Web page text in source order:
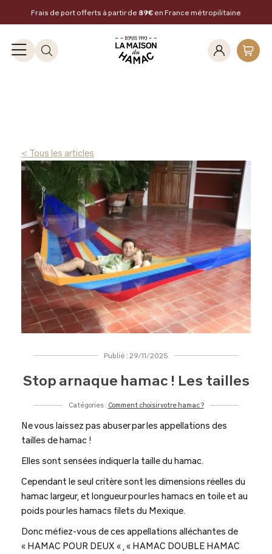
Frais de port offerts à partir de 89€ en France métropilitaine
< Tous les articles
Publié : 29/11/2025
Stop arnaque hamac ! Les tailles
Catégories : Comment choisir votre hamac ?
Ne vous laissez pas abuser par les appellations des
tailles de hamac !
Elles sont sensées indiquer la taille du hamac.
Cependant le seul critère sont les dimensions réelles du
hamac largeur, et longueur pour les hamacs en toile et au
poids pour les hamacs filets du Mexique.
Donc méfiez-vous de ces appellations alléchantes de
« HAMAC POUR DEUX « , « HAMAC DOUBLE HAMAC